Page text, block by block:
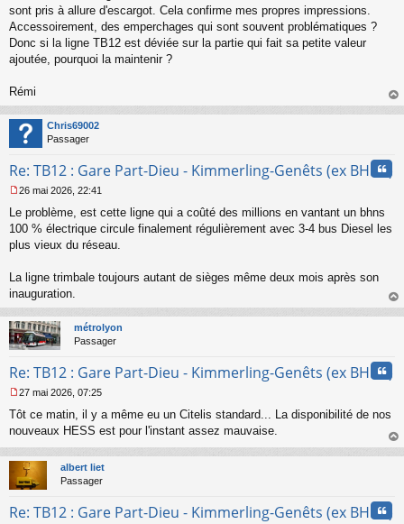
o
n
u
sont pris à allure d'escargot. Cela confirme mes propres impressions.
Accessoirement, des emperchages qui sont souvent problématiques ?
Donc si la ligne TB12 est déviée sur la partie qui fait sa petite valeur
ajoutée, pourquoi la maintenir ?
Rémi
au
Chris69002
Passager
Re: TB12 : Gare Part-Dieu - Kimmerling-Genêts (ex BHNS)
e
s
s
e
n
o
n
l
u
26 mai 2026, 22:41
Le problème, est cette ligne qui a coûté des millions en vantant un bhns
100 % électrique circule finalement régulièrement avec 3-4 bus Diesel les
plus vieux du réseau.
La ligne trimbale toujours autant de sièges même deux mois après son
inauguration.
au
métrolyon
Passager
Re: TB12 : Gare Part-Dieu - Kimmerling-Genêts (ex BHNS)
e
s
a
g
e
o
27 mai 2026, 07:25
Tôt ce matin, il y a même eu un Citelis standard... La disponibilité de nos
nouveaux HESS est pour l'instant assez mauvaise.
au
albert liet
Passager
Re: TB12 : Gare Part-Dieu - Kimmerling-Genêts (ex BHNS)